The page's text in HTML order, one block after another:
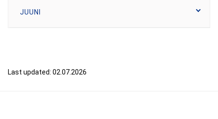
JUUNI
Last updated: 02.07.2026